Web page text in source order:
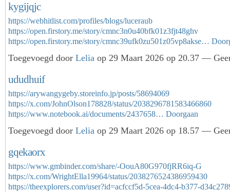
kygijqjc
https://webhitlist.com/profiles/blogs/luceraub
https://open.firstory.me/story/cmnc3n0u40bfk01z3fjt48ghv
https://open.firstory.me/story/cmnc39ufk0zu501z05vp8akse…
Toegevoegd door Lelia op 29 Maart 2026 op 20.37 —
ududhuif
https://arywangygeby.storeinfo.jp/posts/58694069
https://x.com/JohnOlson178828/status/2038296781583466860
https://www.notebook.ai/documents/2437658… Doorgaan
Toegevoegd door Lelia op 29 Maart 2026 op 18.57 —
gqekaorx
https://www.gmbinder.com/share/-OouA80G970fjRR6iq-G
https://x.com/WrightElla19964/status/2038276524386959430
https://theexplorers.com/user?id=acfccf5d-5cea-4dc4-b377-